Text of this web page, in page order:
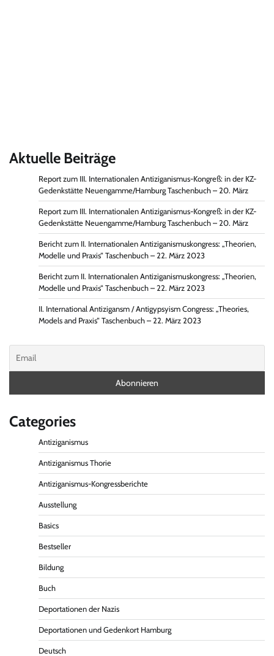
Aktuelle Beiträge
Report zum III. Internationalen Antiziganismus-Kongreß: in der KZ-
Gedenkstätte Neuengamme/Hamburg Taschenbuch – 20. März
Report zum III. Internationalen Antiziganismus-Kongreß: in der KZ-
Gedenkstätte Neuengamme/Hamburg Taschenbuch – 20. März
Bericht zum II. Internationalen Antiziganismuskongress: „Theorien,
Modelle und Praxis“ Taschenbuch – 22. März 2023
Bericht zum II. Internationalen Antiziganismuskongress: „Theorien,
Modelle und Praxis“ Taschenbuch – 22. März 2023
II. International Antizigansm / Antigypsyism Congress: „Theories,
Models and Praxis“ Taschenbuch – 22. März 2023
Categories
Antiziganismus
Antiziganismus Thorie
Antiziganismus-Kongressberichte
Ausstellung
Basics
Bestseller
Bildung
Buch
Deportationen der Nazis
Deportationen und Gedenkort Hamburg
Deutsch